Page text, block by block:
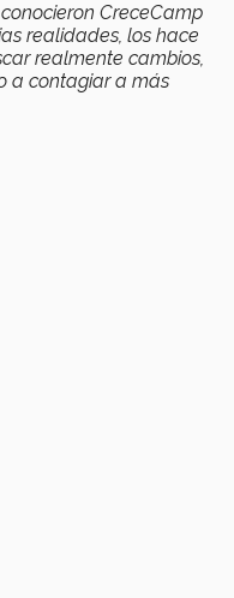
CreceCamp
realidades, los hace
realmente cambios,
a contagiar a más